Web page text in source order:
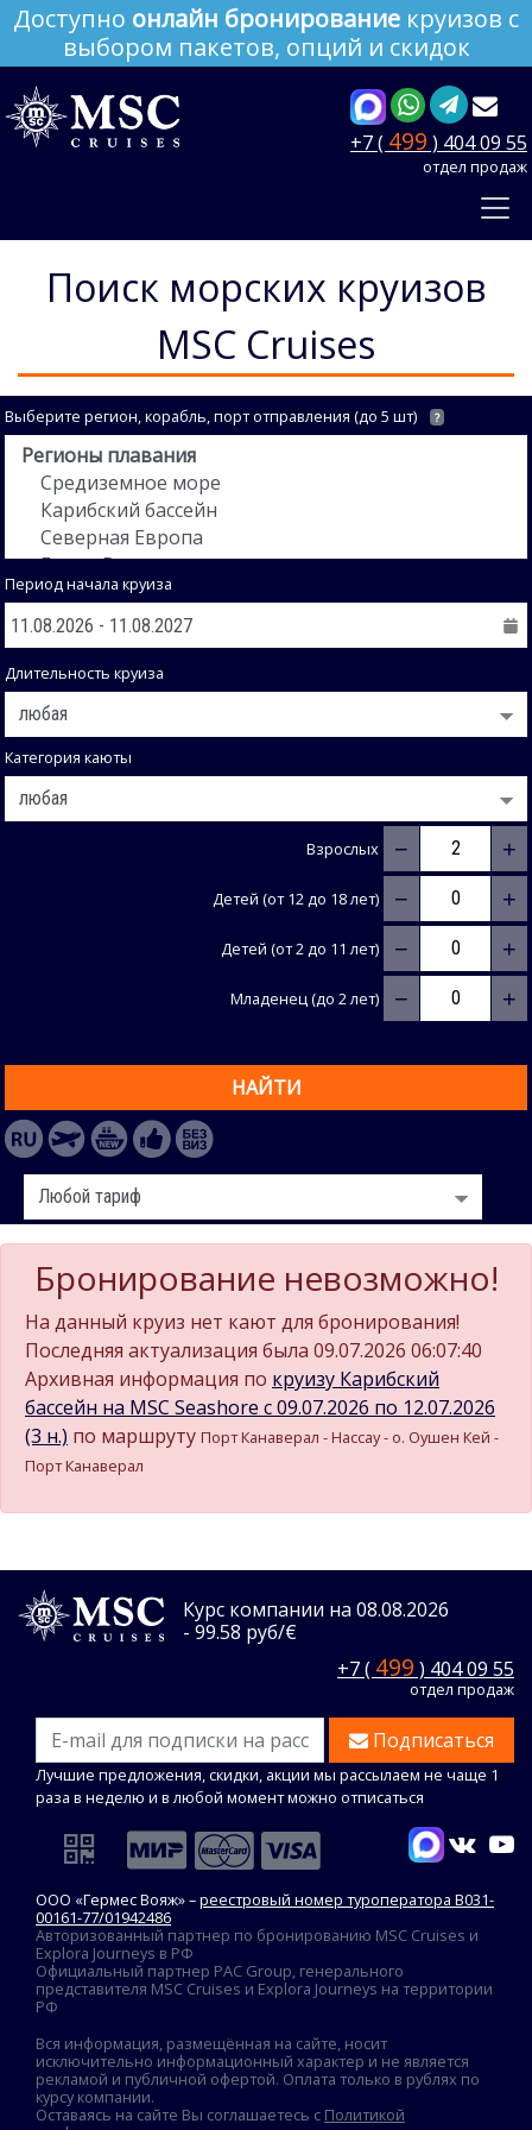
Доступно онлайн бронирование круизов с
выбором пакетов, опций и скидок
+7 ( 499 ) 404 09 55
отдел продаж
Поиск морских круизов
MSC Cruises
Выберите регион, корабль, порт отправления (до 5 шт) ?
Период начала круиза
Длительность круиза
Категория каюты
Взрослых − +
Детей (от 12 до 18 лет) − +
Детей (от 2 до 11 лет) − +
Младенец (до 2 лет) − +
НАЙТИ
Бронирование невозможно!
На данный круиз нет кают для бронирования!
Последняя актуализация была 09.07.2026 06:07:40
Архивная информация по круизу Карибский
бассейн на MSC Seashore c 09.07.2026 по 12.07.2026
(3 н.) по маршруту Порт Канаверал - Нассау - о. Оушен Кей -
Порт Канаверал
Курс компании на 08.08.2026
- 99.58 руб/€
+7 ( 499 ) 404 09 55
отдел продаж
Подписаться
Лучшие предложения, скидки, акции мы рассылаем не чаще 1
раза в неделю и в любой момент можно отписаться
ООО «Гермес Вояж» –реестровый номер туроператора В031-
00161-77/01942486
Авторизованный партнер по бронированию MSC Cruises и
Explora Journeys в РФ
Официальный партнер PAC Group, генерального
представителя MSC Cruises и Explora Journeys на территории
РФ
Вся информация, размещённая на сайте, носит
исключительно информационный характер и не является
рекламой и публичной офертой. Оплата только в рублях по
курсу компании.
Оставаясь на сайте Вы соглашаетесь с Политикой